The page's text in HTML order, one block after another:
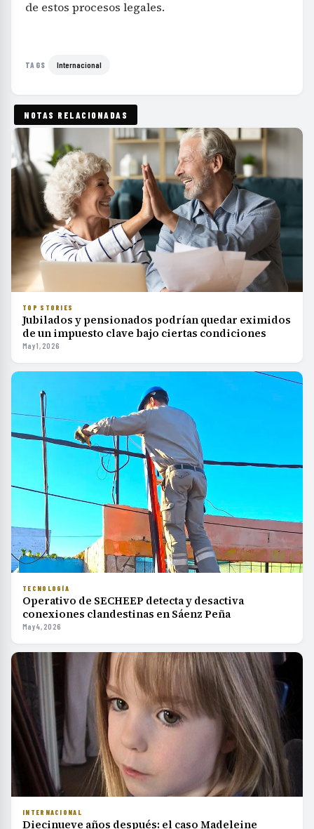
de estos procesos legales.
TAGS Internacional
NOTAS RELACIONADAS
TOP STORIES
Jubilados y pensionados podrían quedar eximidos
de un impuesto clave bajo ciertas condiciones
May 1, 2026
TECNOLOGÍA
Operativo de SECHEEP detecta y desactiva
conexiones clandestinas en Sáenz Peña
May 4, 2026
INTERNACIONAL
Diecinueve años después: el caso Madeleine